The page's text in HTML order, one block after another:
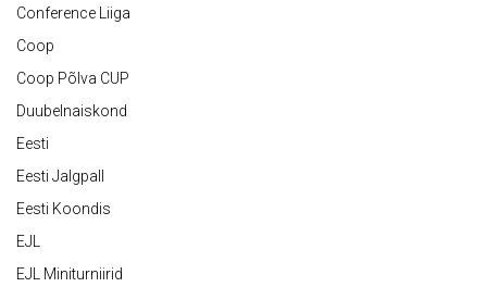
Conference Liiga
Coop
Coop Põlva CUP
Duubelnaiskond
Eesti
Eesti Jalgpall
Eesti Koondis
EJL
EJL Miniturniirid